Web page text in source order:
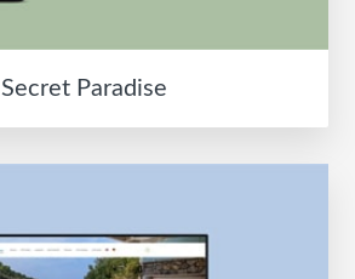
Secret Paradise